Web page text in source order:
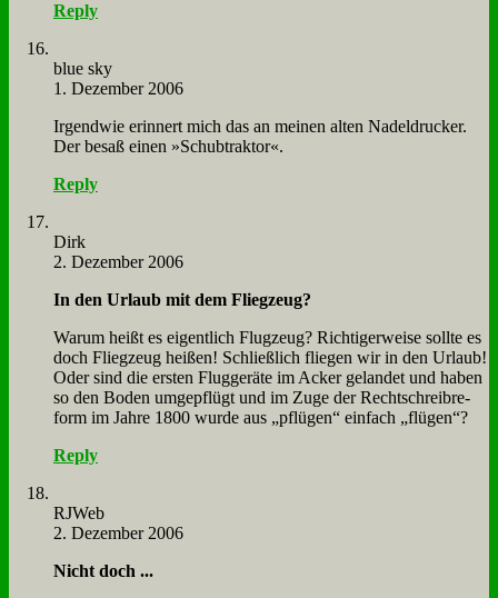
Reply
blue sky
1. Dezember 2006
Ir­gend­wie er­in­nert mich das an mei­nen al­ten Na­del­drucker.
Der be­saß ei­nen »Schub­trak­tor«.
Reply
Dirk
2. Dezember 2006
In den Ur­laub mit dem Flieg­zeug?
War­um heißt es ei­gent­lich Flug­zeug? Rich­ti­ger­wei­se soll­te es
doch Flieg­zeug hei­ßen! Schließ­lich flie­gen wir in den Ur­laub!
Oder sind die er­sten Flug­ge­rä­te im Acker ge­lan­det und ha­ben
so den Bo­den um­ge­pflügt und im Zu­ge der Recht­schreib­re­
form im Jah­re 1800 wur­de aus „pflü­gen“ ein­fach „flü­gen“?
Reply
RJ­Web
2. Dezember 2006
Nicht doch ...